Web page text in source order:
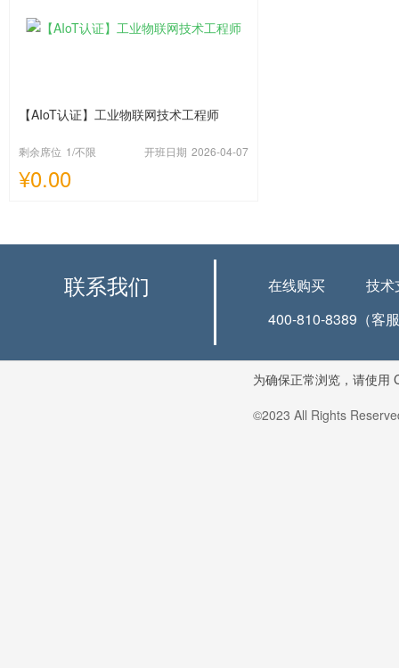
【AIoT认证】工业物联网技术工程师
剩余席位 1/不限 开班日期 2026-04-07
¥0.00
联系我们 在线购买
技术
400-810-8389（客
为确保正常浏览，请使用
©2023 All Rights